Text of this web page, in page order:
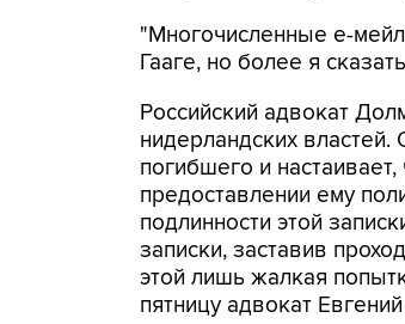
"Многочисленные е-
Гааге, но более я
Российский адвокат
нидерландских
погибшего и
предоставлении ему
подлинности этой
записки, заставив
этой лишь жалкая
пятницу адвокат